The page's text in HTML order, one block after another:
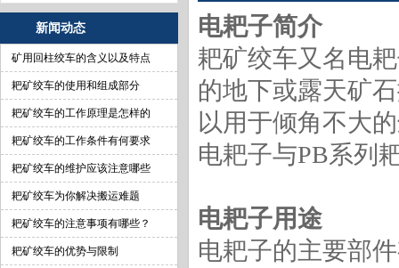
新闻动态
矿用回柱绞车的含义以及特点
耙矿绞车的使用和组成部分
耙矿绞车的工作原理是怎样的
耙矿绞车的工作条件有何要求
耙矿绞车的维护应该注意哪些
耙矿绞车为你解决搬运难题
耙矿绞车的注意事项有哪些？
耙矿绞车的优势与限制
电耙子简介
耙矿绞车又名电
的地下或露天矿
以用于倾角不大
电耙子与PB系列
电耙子用途
电耙子的主要部